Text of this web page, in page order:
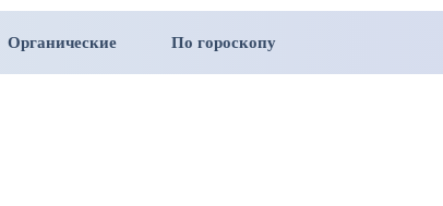
Органические По гороскопу